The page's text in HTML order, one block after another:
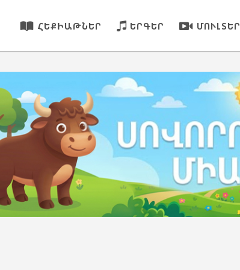
ՀԵՔԻԱԹՆԵՐ ԵՐԳԵՐ ՄՈՒԼՏԵՐ